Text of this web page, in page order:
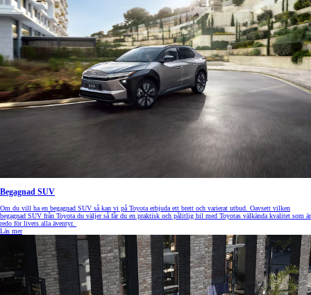
Begagnad SUV
Om du vill ha en begagnad SUV så kan vi på Toyota erbjuda ett brett och varierat utbud. Oavsett vilken
begagnad SUV från Toyota du väljer så får du en praktisk och pålitlig bil med Toyotas välkända kvalitet som är
redo för livets alla äventyr.
Läs mer